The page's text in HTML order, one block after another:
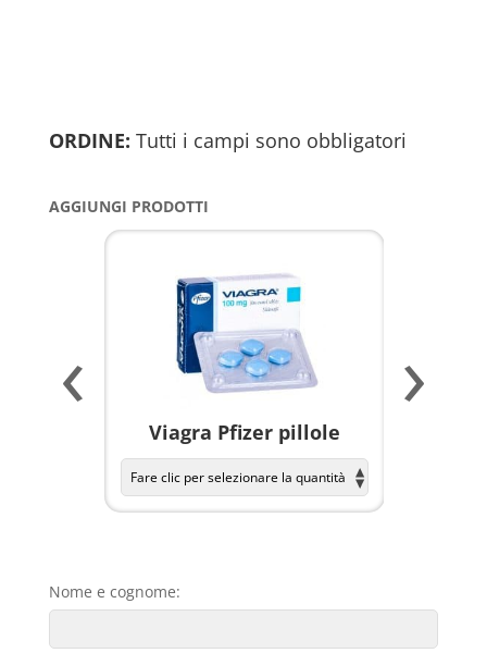
ORDINE: Tutti i campi sono obbligatori
AGGIUNGI PRODOTTI
Viagra Pfizer pillole
‹ ›
Nome e cognome: